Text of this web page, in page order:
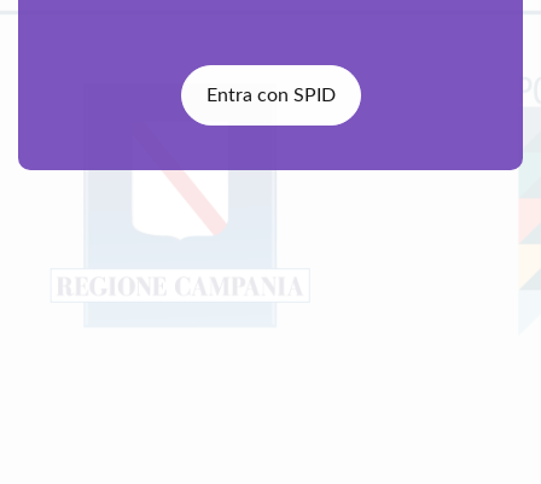
Entra con SPID